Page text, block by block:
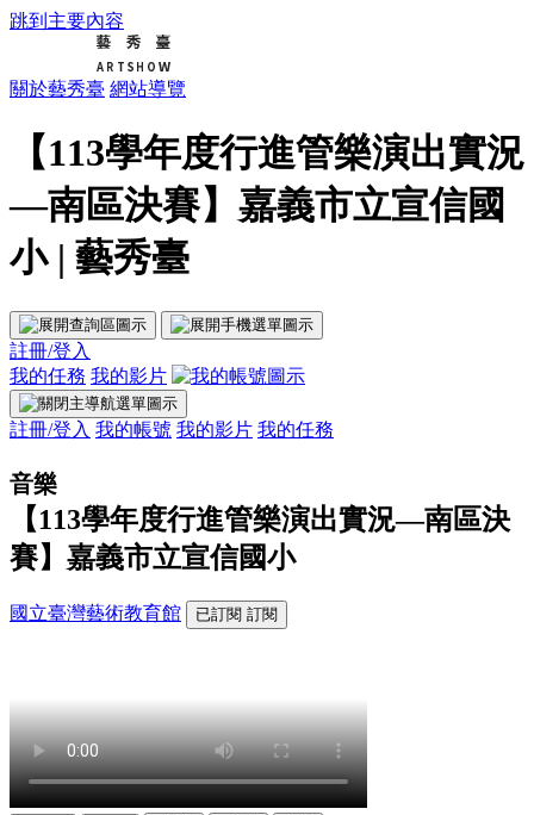
跳到主要內容
關於藝秀臺 網站導覽
【113學年度行進管樂演出實況
—南區決賽】嘉義市立宣信國
小 | 藝秀臺
註冊/登入
我的任務 我的影片
註冊/登入 我的帳號 我的影片 我的任務
音樂
【113學年度行進管樂演出實況—南區決
賽】嘉義市立宣信國小
國立臺灣藝術教育館 已訂閱 訂閱